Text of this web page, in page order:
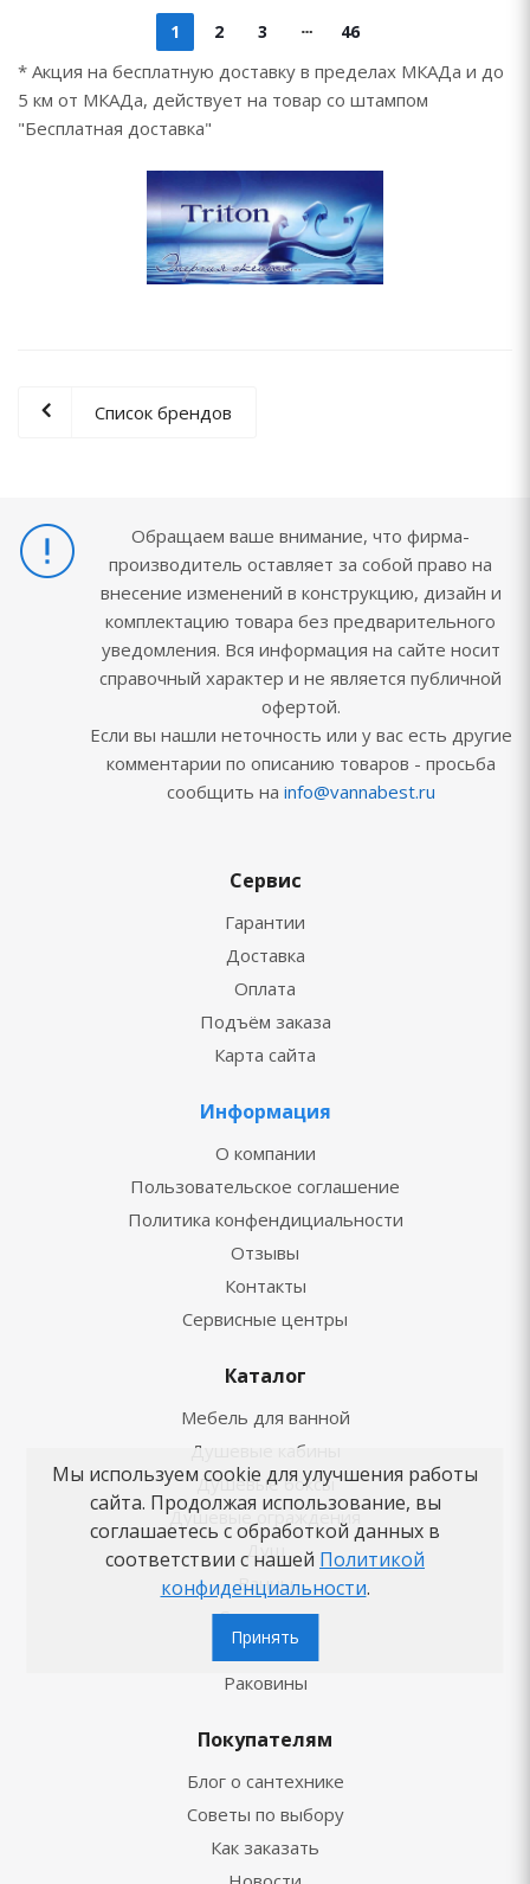
1 2 3 46
* Акция на бесплатную доставку в пределах МКАДа и до
5 км от МКАДа, действует на товар со штампом
"Бесплатная доставка"
Список брендов
Обращаем ваше внимание, что фирма-
производитель оставляет за собой право на
внесение изменений в конструкцию, дизайн и
комплектацию товара без предварительного
уведомления. Вся информация на сайте носит
справочный характер и не является публичной
офертой.
Если вы нашли неточность или у вас есть другие
комментарии по описанию товаров - просьба
сообщить на info@vannabest.ru
Сервис
Гарантии
Доставка
Оплата
Подъём заказа
Карта сайта
Информация
О компании
Пользовательское соглашение
Политика конфендициальности
Отзывы
Контакты
Сервисные центры
Каталог
Мебель для ванной
Душевые кабины
Душевые боксы
Душевые ограждения
Душ
Ванны
Смесители
Унитазы
Раковины
Покупателям
Блог о сантехнике
Советы по выбору
Как заказать
Мы используем cookie для улучшения работы
сайта. Продолжая использование, вы
соглашаетесь с обработкой данных в
соответствии с нашей Политикой
конфиденциальности.
Принять